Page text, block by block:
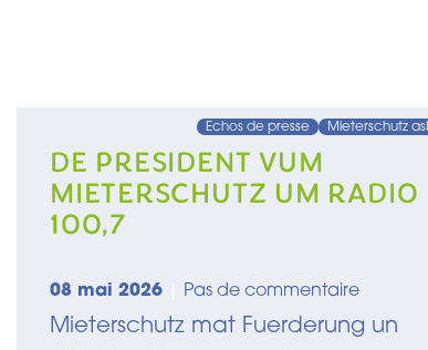
Echos de presse Mieterschutz
DE PRESIDENT VUM
MIETERSCHUTZ UM RADIO
100,7
08 mai 2026 Pas de commentaire
Mieterschutz mat Fuerderung un